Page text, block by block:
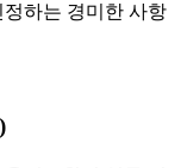
하는 경미한 사항